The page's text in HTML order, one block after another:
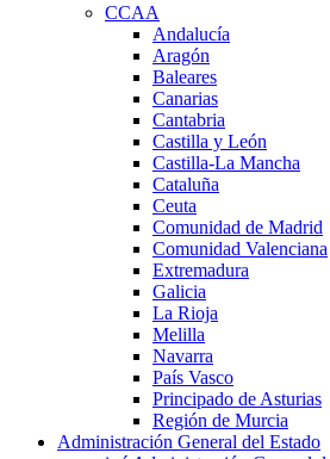
CCAA
Andalucía
Aragón
Baleares
Canarias
Cantabria
Castilla y León
Castilla-La Mancha
Cataluña
Ceuta
Comunidad de Madrid
Comunidad Valenciana
Extremadura
Galicia
La Rioja
Melilla
Navarra
País Vasco
Principado de Asturias
Región de Murcia
Administración General del Estado